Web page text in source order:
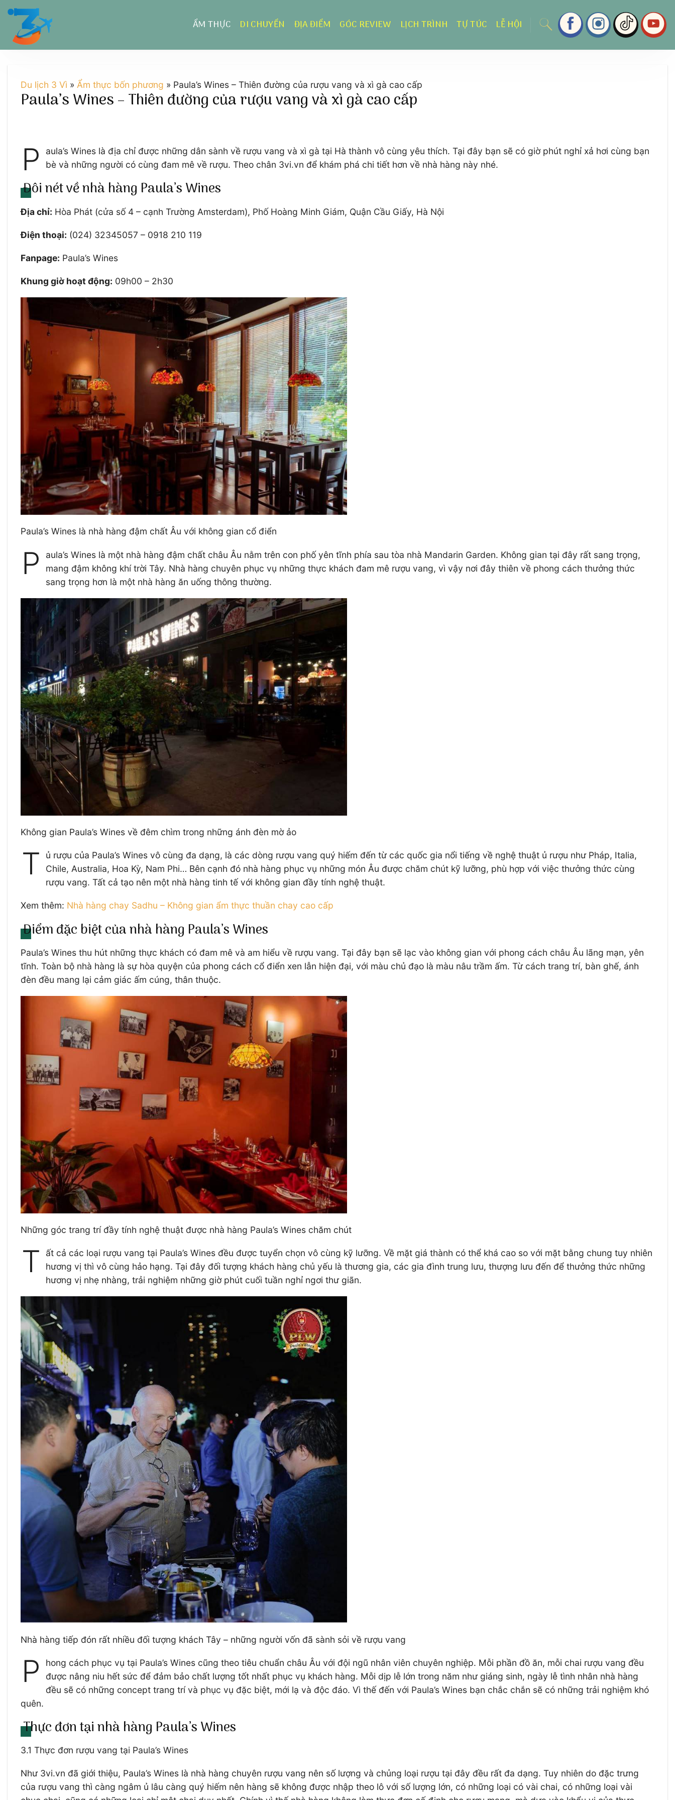
Chuyển
dung
ẨM THỰC DI CHUYỂN ĐỊA ĐIỂM GÓC REVIEW LỊCH TRÌNH TỰ TÚC LỄ HỘI
Du lịch 3 Vì » Ẩm thực bốn phương » Paula’s Wines – Thiên đường của rượu vang và xì gà cao cấp
Paula’s Wines – Thiên đường của rượu vang và xì gà cao cấp
P
aula’s Wines là địa chỉ được những dân sành về rượu vang và xì gà tại Hà thành vô cùng yêu thích. Tại đây bạn sẽ có giờ phút nghỉ xả hơi cùng bạn
bè và những người có cùng đam mê về rượu. Theo chân 3vi.vn để khám phá chi tiết hơn về nhà hàng này nhé.
Đôi nét về nhà hàng Paula’s Wines
Địa chỉ: Hòa Phát (cửa số 4 – cạnh Trường Amsterdam), Phố Hoàng Minh Giám, Quận Cầu Giấy, Hà Nội
Điện thoại: (024) 32345057 – 0918 210 119
Fanpage: Paula’s Wines
Khung giờ hoạt động: 09h00 – 2h30
Paula’s Wines là nhà hàng đậm chất Âu với không gian cổ điển
P
aula’s Wines là một nhà hàng đậm chất châu Âu nằm trên con phố yên tĩnh phía sau tòa nhà Mandarin Garden. Không gian tại đây rất sang trọng,
mang đậm không khí trời Tây. Nhà hàng chuyên phục vụ những thực khách đam mê rượu vang, vì vậy nơi đây thiên về phong cách thưởng thức
sang trọng hơn là một nhà hàng ăn uống thông thường.
Không gian Paula’s Wines về đêm chìm trong những ánh đèn mờ ảo
T
ủ rượu của Paula’s Wines vô cùng đa dạng, là các dòng rượu vang quý hiếm đến từ các quốc gia nổi tiếng về nghệ thuật ủ rượu như Pháp, Italia,
Chile, Australia, Hoa Kỳ, Nam Phi… Bên cạnh đó nhà hàng phục vụ những món Âu được chăm chút kỹ lưỡng, phù hợp với việc thưởng thức cùng
rượu vang. Tất cả tạo nên một nhà hàng tinh tế với không gian đầy tính nghệ thuật.
Xem thêm: Nhà hàng chay Sadhu – Không gian ẩm thực thuần chay cao cấp
Điểm đặc biệt của nhà hàng Paula’s Wines
Paula’s Wines thu hút những thực khách có đam mê và am hiểu về rượu vang. Tại đây bạn sẽ lạc vào không gian với phong cách châu Âu lãng mạn, yên
tĩnh. Toàn bộ nhà hàng là sự hòa quyện của phong cách cổ điển xen lẫn hiện đại, với màu chủ đạo là màu nâu trầm ấm. Từ cách trang trí, bàn ghế, ánh
đèn đều mang lại cảm giác ấm cúng, thân thuộc.
Những góc trang trí đầy tính nghệ thuật được nhà hàng Paula’s Wines chăm chút
T
ất cả các loại rượu vang tại Paula’s Wines đều được tuyển chọn vô cùng kỹ lưỡng. Về mặt giá thành có thể khá cao so với mặt bằng chung tuy nhiên
hương vị thì vô cùng hảo hạng. Tại đây đối tượng khách hàng chủ yếu là thương gia, các gia đình trung lưu, thượng lưu đến để thưởng thức những
hương vị nhẹ nhàng, trải nghiệm những giờ phút cuối tuần nghỉ ngơi thư giãn.
Nhà hàng tiếp đón rất nhiều đối tượng khách Tây – những người vốn đã sành sỏi về rượu vang
P
hong cách phục vụ tại Paula’s Wines cũng theo tiêu chuẩn châu Âu với đội ngũ nhân viên chuyên nghiệp. Mỗi phần đồ ăn, mỗi chai rượu vang đều
được nâng niu hết sức để đảm bảo chất lượng tốt nhất phục vụ khách hàng. Mỗi dịp lễ lớn trong năm như giáng sinh, ngày lễ tình nhân nhà hàng
đều sẽ có những concept trang trí và phục vụ đặc biệt, mới lạ và độc đáo. Vì thế đến với Paula’s Wines bạn chắc chắn sẽ có những trải nghiệm khó
quên.
Thực đơn tại nhà hàng Paula’s Wines
3.1 Thực đơn rượu vang tại Paula’s Wines
Như 3vi.vn đã giới thiệu, Paula’s Wines là nhà hàng chuyên rượu vang nên số lượng và chủng loại rượu tại đây đều rất đa dạng. Tuy nhiên do đặc trưng
của rượu vang thì càng ngâm ủ lâu càng quý hiếm nên hàng sẽ không được nhập theo lô với số lượng lớn, có những loại có vài chai, có những loại vài